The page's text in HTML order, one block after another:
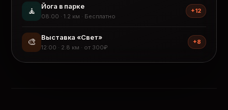
🧘 Йога в парке
08:00 · 1.2 км · Бесплатно
+12
🎨 Выставка «Свет»
12:00 · 2.8 км · от 300₽
+8